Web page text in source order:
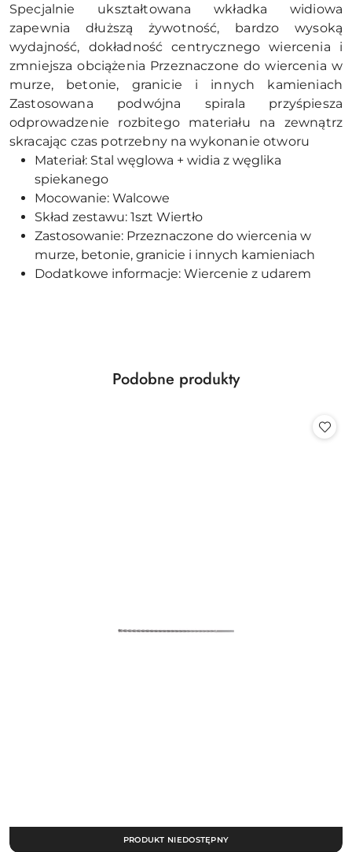
Specjalnie ukształtowana wkładka widiowa
zapewnia dłuższą żywotność, bardzo wysoką
wydajność, dokładność centrycznego wiercenia i
zmniejsza obciążenia Przeznaczone do wiercenia w
murze, betonie, granicie i innych kamieniach
Zastosowana podwójna spirala przyśpiesza
odprowadzenie rozbitego materiału na zewnątrz
skracając czas potrzebny na wykonanie otworu
Materiał: Stal węglowa + widia z węglika
spiekanego
Mocowanie: Walcowe
Skład zestawu: 1szt Wiertło
Zastosowanie: Przeznaczone do wiercenia w
murze, betonie, granicie i innych kamieniach
Dodatkowe informacje: Wiercenie z udarem
Pomiń karuzelę produktów
Produkty
Podobne produkty
PRODUKT NIEDOSTĘPNY